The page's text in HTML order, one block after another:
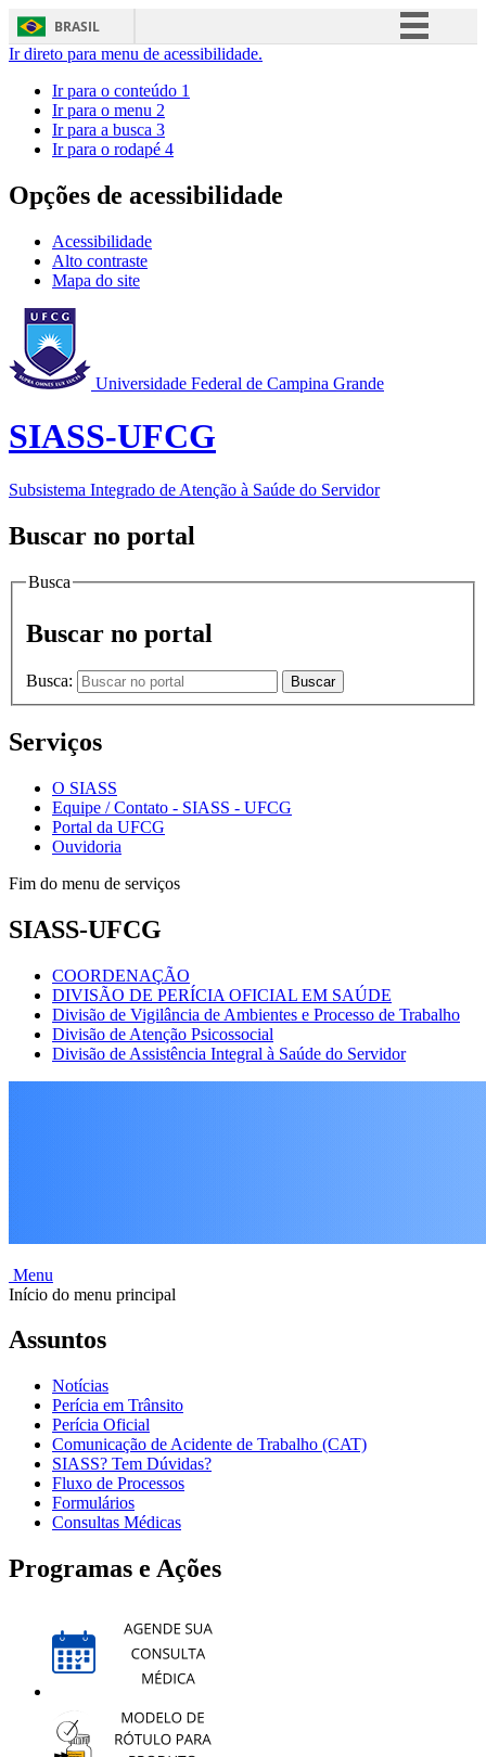
BRASIL
Ir direto para menu de acessibilidade.
Ir para o conteúdo 1
Ir para o menu 2
Ir para a busca 3
Ir para o rodapé 4
Opções de acessibilidade
Acessibilidade
Alto contraste
Mapa do site
Universidade Federal de Campina Grande
SIASS-UFCG
Subsistema Integrado de Atenção à Saúde do Servidor
Buscar no portal
Busca
Buscar no portal
Busca: Buscar
Serviços
O SIASS
Equipe / Contato - SIASS - UFCG
Portal da UFCG
Ouvidoria
Fim do menu de serviços
SIASS-UFCG
COORDENAÇÃO
DIVISÃO DE PERÍCIA OFICIAL EM SAÚDE
Divisão de Vigilância de Ambientes e Processo de Trabalho
Divisão de Atenção Psicossocial
Divisão de Assistência Integral à Saúde do Servidor
Menu
Início do menu principal
Assuntos
Notícias
Perícia em Trânsito
Perícia Oficial
Comunicação de Acidente de Trabalho (CAT)
SIASS? Tem Dúvidas?
Fluxo de Processos
Formulários
Consultas Médicas
Programas e Ações